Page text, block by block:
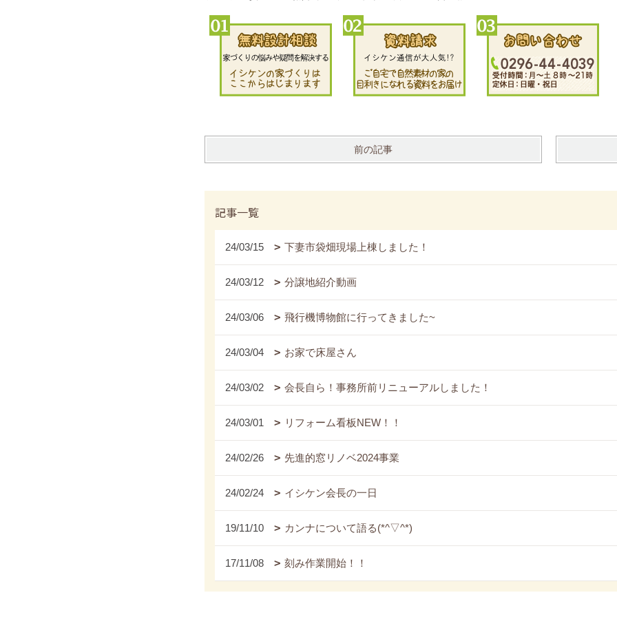
前の記事
記事一覧
24/03/15 下妻市袋畑現場上棟しました！
24/03/12 分譲地紹介動画
24/03/06 飛行機博物館に行ってきました~
24/03/04 お家で床屋さん
24/03/02 会長自ら！事務所前リニューアルしました！
24/03/01 リフォーム看板NEW！！
24/02/26 先進的窓リノベ2024事業
24/02/24 イシケン会長の一日
19/11/10 カンナについて語る(*^▽^*)
17/11/08 刻み作業開始！！